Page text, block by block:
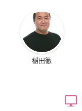
稲田徹